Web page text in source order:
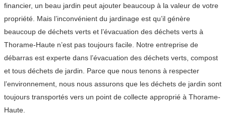
financier, un beau jardin peut ajouter beaucoup à la valeur de votre
propriété. Mais l’inconvénient du jardinage est qu’il génère
beaucoup de déchets verts et l’évacuation des déchets verts à
Thorame-Haute n’est pas toujours facile. Notre entreprise de
débarras est experte dans l’évacuation des déchets verts, compost
et tous déchets de jardin. Parce que nous tenons à respecter
l’environnement, nous nous assurons que les déchets de jardin sont
toujours transportés vers un point de collecte approprié à Thorame-
Haute.